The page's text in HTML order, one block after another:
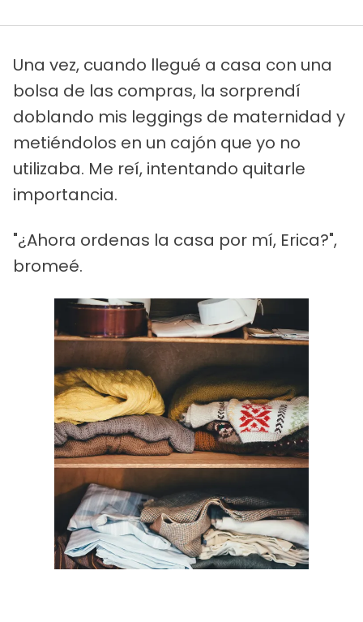
Una vez, cuando llegué a casa con una
bolsa de las compras, la sorprendí
doblando mis leggings de maternidad y
metiéndolos en un cajón que yo no
utilizaba. Me reí, intentando quitarle
importancia.
"¿Ahora ordenas la casa por mí, Erica?",
bromeé.